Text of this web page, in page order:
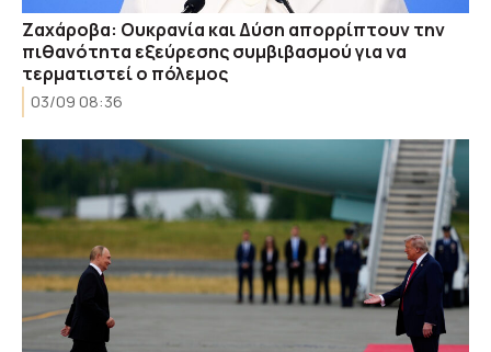
Ζαχάροβα: Ουκρανία και Δύση απορρίπτουν την
πιθανότητα εξεύρεσης συμβιβασμού για να
τερματιστεί ο πόλεμος
03/09 08:36